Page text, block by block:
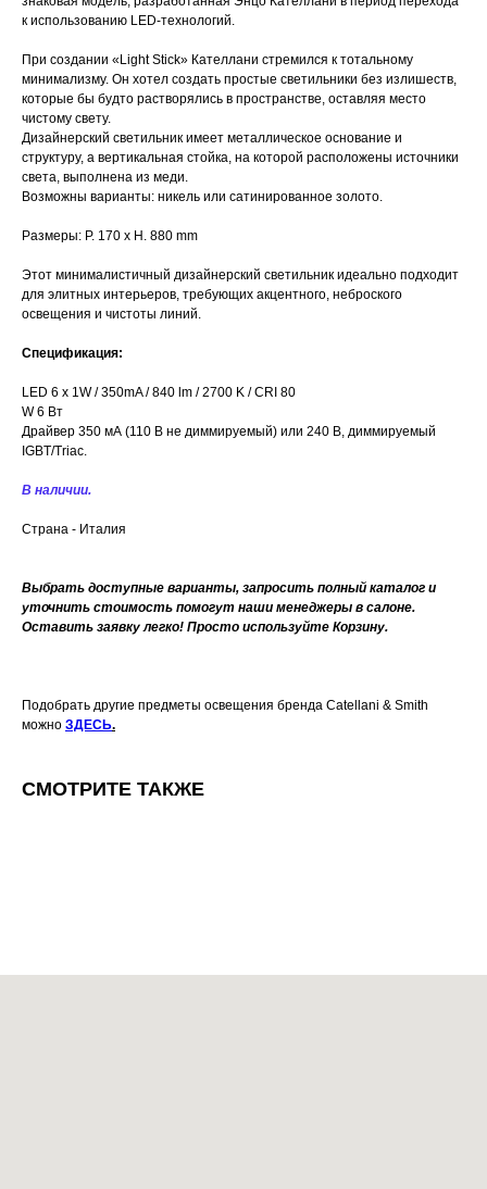
к использованию LED-технологий.
При создании «Light Stick» Кателлани стремился к тотальному
минимализму. Он хотел создать простые светильники без излишеств,
которые бы будто растворялись в пространстве, оставляя место
чистому свету.
Дизайнерский светильник имеет металлическое основание и
структуру, а вертикальная стойка, на которой расположены источники
света, выполнена из меди.
Возможны варианты: никель или сатинированное золото.
Размеры: P. 170 x H. 880 mm
Этот минималистичный дизайнерский светильник идеально подходит
для элитных интерьеров, требующих акцентного, неброского
освещения и чистоты линий.
Спецификация:
LED 6 x 1W / 350mA / 840 lm / 2700 K / CRI 80
W 6 Вт
Драйвер 350 мА (110 В не диммируемый) или 240 В, диммируемый
IGBT/Triac.
В наличии.
Страна - Италия
Выбрать доступные варианты, запросить полный каталог и
уточнить стоимость помогут наши менеджеры в салоне.
Оставить заявку легко! Просто используйте Корзину.
Подобрать другие предметы освещения бренда Catellani & Smith
можно ЗДЕСЬ.
СМОТРИТЕ ТАКЖЕ